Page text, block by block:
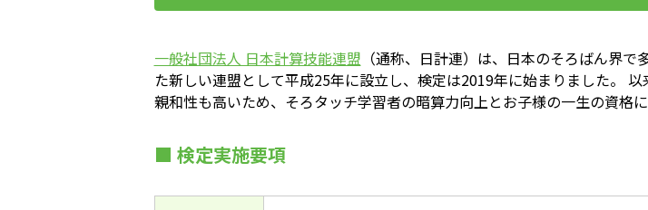
一般社団法人 日本計算技能連盟 （通称、日計連）は、日本のそろばん界
た新しい連盟として平成25年に設立し、検定は2019年に始まりました。
親和性も高いため、そろタッチ学習者の暗算力向上とお子様の一生の資格
■ 検定実施要項